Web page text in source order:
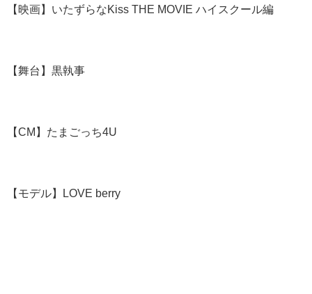
【映画】いたずらなKiss THE MOVIE ハイスクール編
【舞台】黒執事
【CM】たまごっち4U
【モデル】LOVE berry